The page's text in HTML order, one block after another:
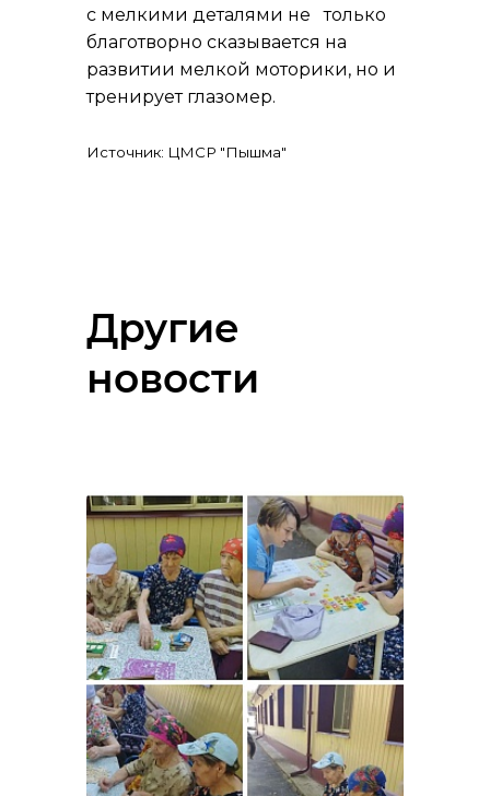
с мелкими деталями не только
благотворно сказывается на
развитии мелкой моторики, но и
тренирует глазомер.
Источник: ЦМСР "Пышма"
Другие
новости